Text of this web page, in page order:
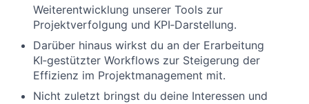
Weiterentwicklung unserer Tools zur
Projektverfolgung und KPI‑Darstellung.
Darüber hinaus wirkst du an der Erarbeitung
KI‑gestützter Workflows zur Steigerung der
Effizienz im Projektmanagement mit.
Nicht zuletzt bringst du deine Interessen und